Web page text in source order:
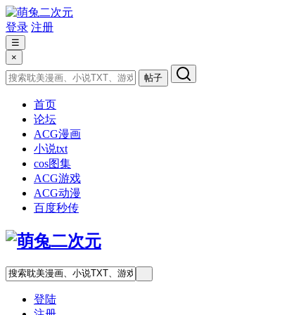
登录 注册
☰
×
帖子
首页
论坛
ACG漫画
小说txt
cos图集
ACG游戏
ACG动漫
百度秒传
登陆